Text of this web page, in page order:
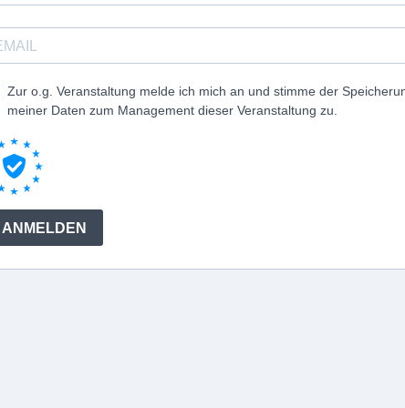
Zur o.g. Veranstaltung melde ich mich an und stimme der
meiner Daten zum Management dieser Veranstaltung zu.
ANMELDEN